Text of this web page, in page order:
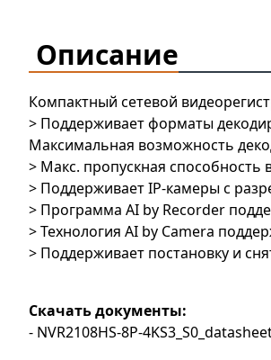
Описание
Компактный сетевой
> Поддерживает форматы
Максимальная возможность
> Макс. пропускная
> Поддерживает IP-камеры с
> Программа AI by Recorder
>Технология AI by Camera
> Поддерживает постановку и
Скачать документы:
- NVR2108HS-8P-